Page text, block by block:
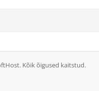
Kõik õigused kaitstud.